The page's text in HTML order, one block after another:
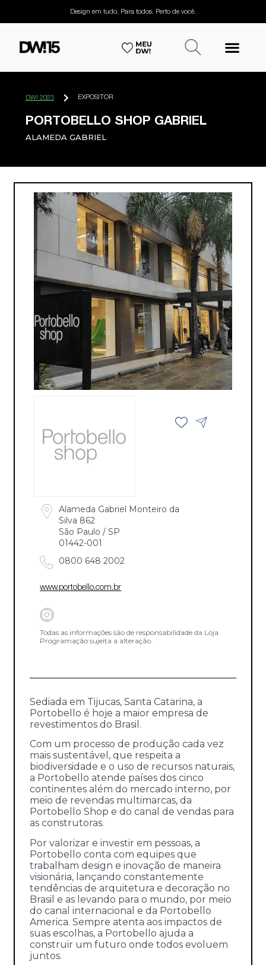
Design em tudo. Para todos. Perto de você.
DW! 2023 EXPOSITOR
PORTOBELLO SHOP GABRIEL
ALAMEDA GABRIEL
Alameda Gabriel Monteiro da
Silva 862
São Paulo / SP
01442-001
0800 648 2002
www.portobello.com.br
Todas as informações são de responsabilidade da Loja.
Programação sujeita a alteração.
Sediada em Tijucas, Santa Catarina, a
Portobello é hoje a maior empresa de
revestimentos do Brasil.
Com um processo de produção cada vez
mais sustentável, que respeita a
biodiversidade e o uso de recursos naturais,
a Portobello atende países dos cinco
continentes além do mercado interno, por
meio de revendas multimarcas, da
Portobello Shop e do canal de vendas para
as construtoras.
Por valorizar e investir em pessoas, a
Portobello conta com equipes que
trabalham design e inovação de maneira
visionária, lançando constantemente
tendências de arquitetura e decoração no
Brasil e as levando para o mundo, por meio
do canal internacional e da Portobello
America. Sempre atenta aos impactos de
suas escolhas, a Portobello ajuda a
construir um futuro onde todos evoluem
juntos.